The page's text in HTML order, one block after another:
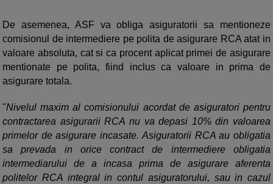
De asemenea, ASF va obliga asiguratorii sa mentioneze
comisionul de intermediere pe polita de asigurare RCA atat in
valoare absoluta, cat si ca procent aplicat primei de asigurare
mentionate pe polita, fiind inclus ca valoare in prima de
asigurare totala.
"Nivelul maxim al comisionului acordat de asiguratori pentru
contractarea asigurarii RCA nu va depasi 10% din valoarea
primelor de asigurare incasate. Asiguratorii RCA au obligatia
sa prevada in orice contract de intermediere obligatia
intermediarului de a incasa prima de asigurare aferenta
politelor RCA integral in contul asiguratorului, sau in cazul